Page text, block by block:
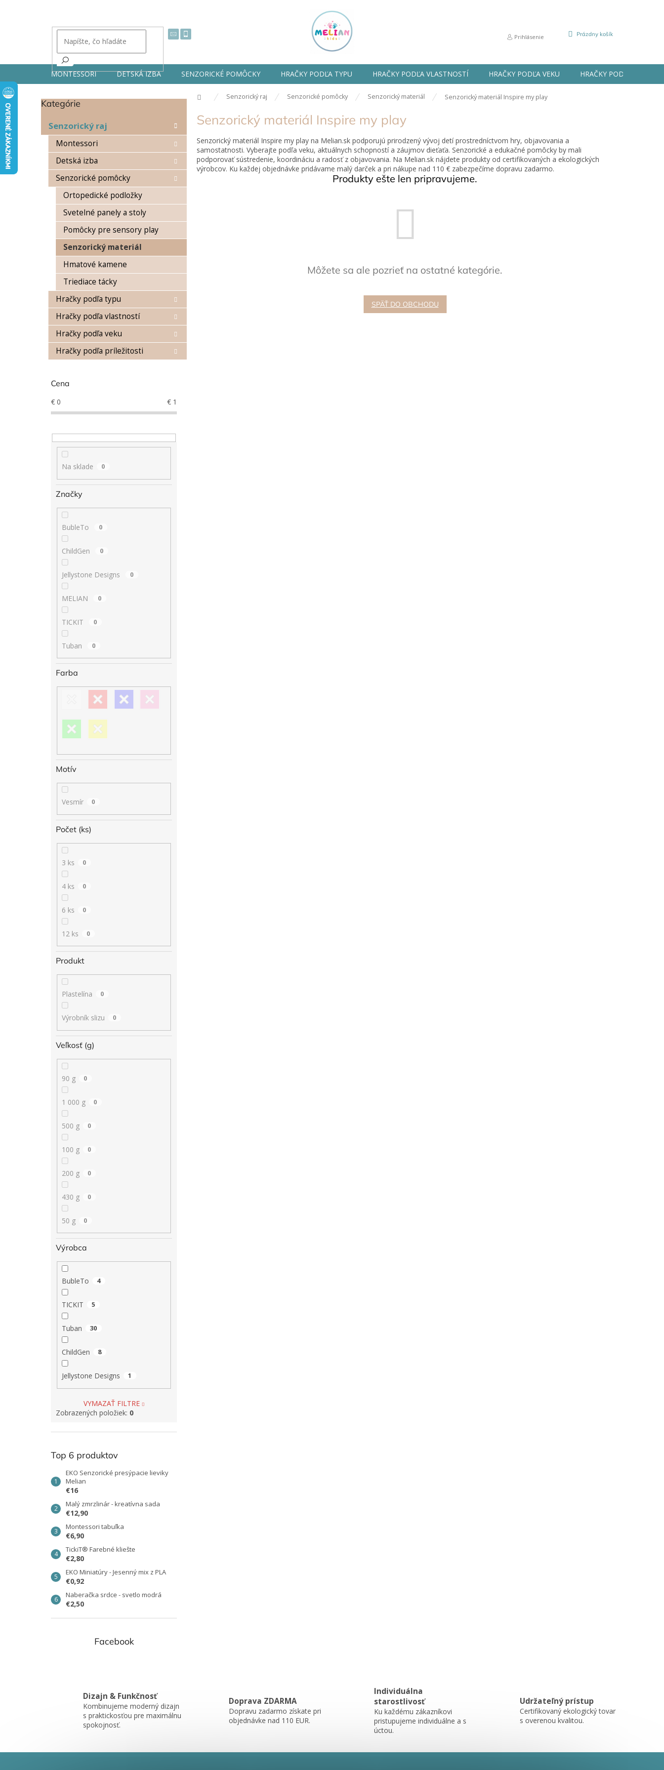
Prihlásenie
NÁKUPNÝ
Prázdny košík
MONTESSORI DETSKÁ IZBA SENZORICKÉ POMÔCKY HRAČKY PODĽA TYPU HRAČKY PODĽA VLASTNOSTÍ HRAČKY PODĽA VEKU HRAČKY PODĽA
Domov Senzorický raj Senzorické pomôcky Senzorický materiál Senzorický materiál Inspire my play
B
Preskočiť
Kategórie
Senzorický raj
Montessori
Detská izba
Senzorické pomôcky
Ortopedické podložky
Svetelné panely a stoly
Pomôcky pre sensory play
Senzorický materiál
Hmatové kamene
Triediace tácky
Hračky podľa typu
Hračky podľa vlastností
Hračky podľa veku
Hračky podľa príležitosti
Cena
€ 0 € 1
Na sklade 0
Značky
BubleTo 0
ChildGen 0
Jellystone Designs 0
MELIAN 0
TICKIT 0
Tuban 0
Farba
Motív
Vesmír 0
Počet (ks)
3 ks 0
4 ks 0
6 ks 0
12 ks 0
Produkt
Plastelína 0
Výrobník slizu 0
Veľkosť (g)
90 g 0
1 000 g 0
500 g 0
100 g 0
200 g 0
430 g 0
50 g 0
Výrobca
BubleTo 4
TICKIT 5
Tuban 30
ChildGen 8
Jellystone Designs 1
VYMAZAŤ FILTRE
Zobrazených položiek: 0
Top 6 produktov
EKO Senzorické presýpacie lieviky
Melian
€16
Malý zmrzlinár - kreatívna sada
€12,90
Montessori tabuľka
€6,90
TickiT® Farebné kliešte
€2,80
EKO Miniatúry - Jesenný mix z PLA
€0,92
Naberačka srdce - svetlo modrá
€2,50
Facebook
Senzorický materiál Inspire my play
Senzorický materiál Inspire my play na Melian.sk podporujú prirodzený vývoj detí prostredníctvom hry, objavovania a
samostatnosti. Vyberajte podľa veku, aktuálnych schopností a záujmov dieťaťa. Senzorické a edukačné pomôcky by mali
podporovať sústredenie, koordináciu a radosť z objavovania. Na Melian.sk nájdete produkty od certifikovaných a ekologických
výrobcov. Ku každej objednávke pridávame malý darček a pri nákupe nad 110 € zabezpečíme dopravu zadarmo.
Produkty ešte len pripravujeme.
Môžete sa ale pozrieť na ostatné kategórie.
SPÄŤ DO OBCHODU
Dizajn & Funkčnosť
Kombinujeme moderný dizajn
s praktickosťou pre maximálnu
spokojnosť.
Doprava ZDARMA
Dopravu zadarmo získate pri
objednávke nad 110 EUR.
Individuálna
starostlivosť
Ku každému zákazníkovi
pristupujeme individuálne a s
úctou.
Udržateľný prístup
Certifikovaný ekologický tovar
s overenou kvalitou.